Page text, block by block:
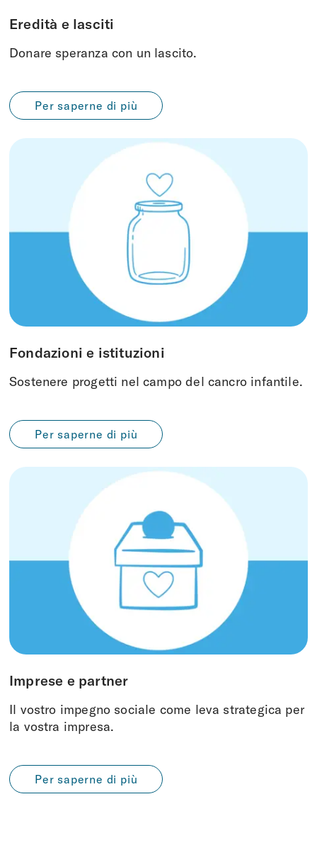
Eredità e lasciti
Donare speranza con un lascito.
Per saperne di più
Fondazioni e istituzioni
Sostenere progetti nel campo del cancro infantile.
Per saperne di più
Imprese e partner
Il vostro impegno sociale come leva strategica per
la vostra impresa.
Per saperne di più